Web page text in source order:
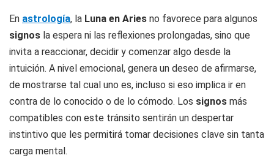
En astrología, la Luna en Aries no favorece para algunos
signos la espera ni las reflexiones prolongadas, sino que
invita a reaccionar, decidir y comenzar algo desde la
intuición. A nivel emocional, genera un deseo de afirmarse,
de mostrarse tal cual uno es, incluso si eso implica ir en
contra de lo conocido o de lo cómodo. Los signos más
compatibles con este tránsito sentirán un despertar
instintivo que les permitirá tomar decisiones clave sin tanta
carga mental.